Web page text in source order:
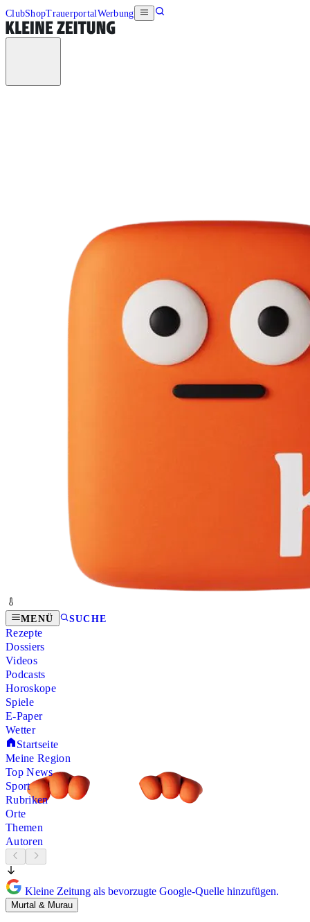
ClubShopTrauerportalWerbung
MENÜ SUCHE
Rezepte
Dossiers
Videos
Podcasts
Horoskope
Spiele
E-Paper
Wetter
Startseite
Meine Region
Top News
Sport
Rubriken
Orte
Themen
Autoren
Kleine Zeitung als bevorzugte Google-Quelle hinzufügen.
Murtal & Murau